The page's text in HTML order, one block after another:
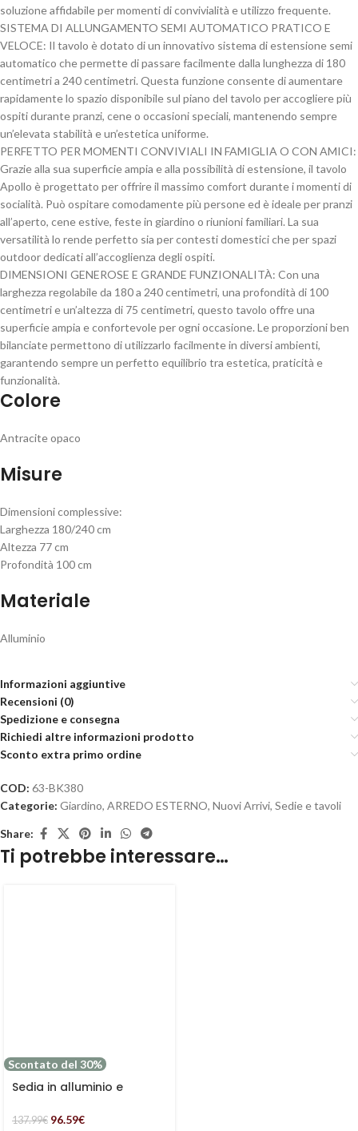
soluzione affidabile per momenti di convivialità e utilizzo frequente.
SISTEMA DI ALLUNGAMENTO SEMI AUTOMATICO PRATICO E
VELOCE: Il tavolo è dotato di un innovativo sistema di estensione semi
automatico che permette di passare facilmente dalla lunghezza di 180
centimetri a 240 centimetri. Questa funzione consente di aumentare
rapidamente lo spazio disponibile sul piano del tavolo per accogliere più
ospiti durante pranzi, cene o occasioni speciali, mantenendo sempre
un’elevata stabilità e un’estetica uniforme.
PERFETTO PER MOMENTI CONVIVIALI IN FAMIGLIA O CON AMICI:
Grazie alla sua superficie ampia e alla possibilità di estensione, il tavolo
Apollo è progettato per offrire il massimo comfort durante i momenti di
socialità. Può ospitare comodamente più persone ed è ideale per pranzi
all’aperto, cene estive, feste in giardino o riunioni familiari. La sua
versatilità lo rende perfetto sia per contesti domestici che per spazi
outdoor dedicati all’accoglienza degli ospiti.
DIMENSIONI GENEROSE E GRANDE FUNZIONALITÀ: Con una
larghezza regolabile da 180 a 240 centimetri, una profondità di 100
centimetri e un’altezza di 75 centimetri, questo tavolo offre una
superficie ampia e confortevole per ogni occasione. Le proporzioni ben
bilanciate permettono di utilizzarlo facilmente in diversi ambienti,
garantendo sempre un perfetto equilibrio tra estetica, praticità e
funzionalità.
Colore
Antracite opaco
Misure
Dimensioni complessive:
Larghezza 180/240 cm
Altezza 77 cm
Profondità 100 cm
Materiale
Alluminio
Informazioni aggiuntive
Recensioni (0)
Spedizione e consegna
Richiedi altre informazioni prodotto
Sconto extra primo ordine
COD: 63-BK380
Categorie: Giardino, ARREDO ESTERNO, Nuovi Arrivi, Sedie e tavoli
Share:
Ti potrebbe interessare…
Scontato del 30%
Sedia in alluminio e
137.99€ 96.59€